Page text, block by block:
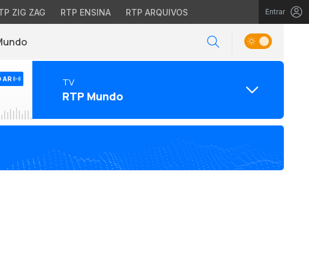
ZIG ZAG RTP ENSINA RTP ARQUIVOS Entrar
AR TV
RTP Mundo